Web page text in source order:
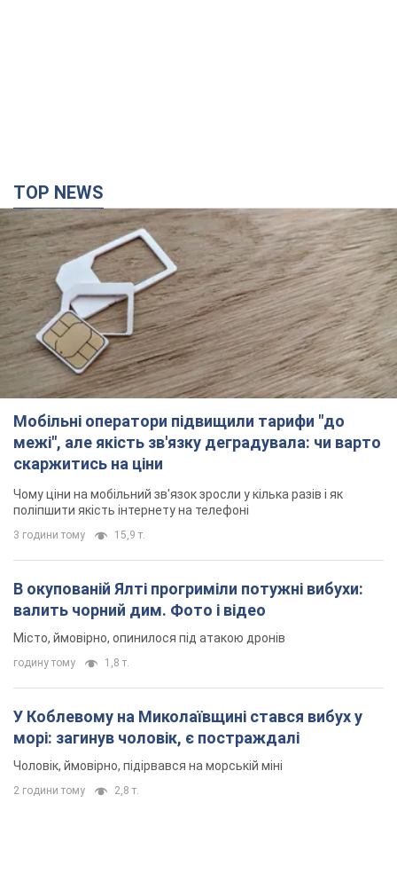
межі", але якість зв'язку деградувала: чи варто
скаржитись на ціни
Чому ціни на мобільний зв'язок зросли у кілька разів і як
поліпшити якість інтернету на телефоні
3 години тому 15,9 т.
В окупованій Ялті прогриміли потужні вибухи:
валить чорний дим. Фото і відео
Місто, ймовірно, опинилося під атакою дронів
годину тому
У Коблевому на Миколаївщині стався вибух у
морі: загинув чоловік, є постраждалі
Чоловік, ймовірно, підірвався на морській міні
2 години тому 2,8 т.